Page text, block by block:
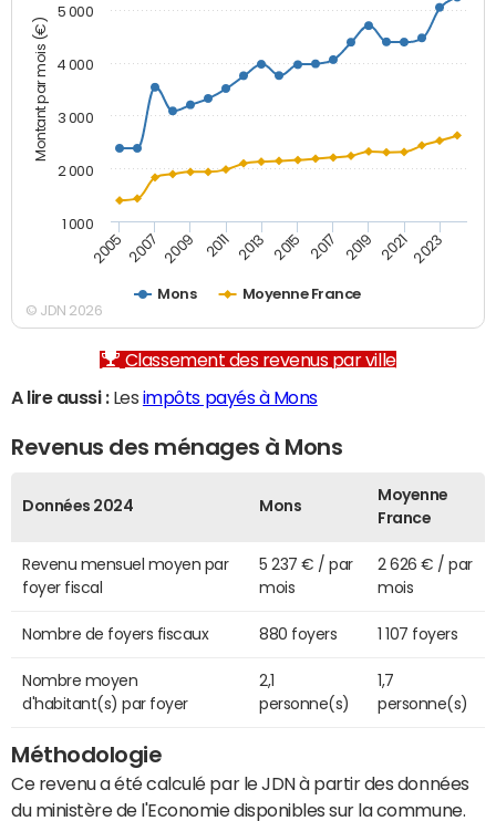
Montant par mois (€)
Mons Moyenne France
2005 2007 2009 2011 2013 2015 2017 2019 2021 2023
1 000
2 000
3 000
4 000
5 000
© JDN 2026
Classement des revenus par ville
A lire aussi :Les impôts payés à Mons
Revenus des ménages à Mons
Données 2024 Mons
Moyenne
France
Revenu mensuel moyen par
foyer fiscal
5 237 € / par
mois
2 626 € / par
mois
Nombre de foyers fiscaux 880 foyers 1 107 foyers
Nombre moyen
d'habitant(s) par foyer
2,1
personne(s)
1,7
personne(s)
Méthodologie
Ce revenu a été calculé par le JDN à partir des données
du ministère de l'Economie disponibles sur la commune.